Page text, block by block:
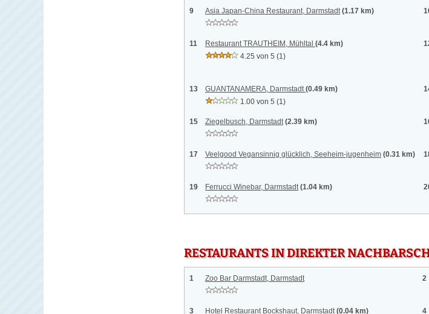
9 Asia Japan-China Restaurant, Darmstadt (1.17 km)
11 Restaurant TRAUTHEIM, Mühltal (4.4 km)
4.25 von 5 (1)
13 GUANTANAMERA, Darmstadt(0.49 km)
1.00 von 5 (1)
15 Ziegelbusch, Darmstadt (2.39 km)
17 Veelgood Vegansinnig glücklich, Seeheim-jugenheim (0.31 km)
19 Ferrucci Winebar, Darmstadt (1.04 km)
RESTAURANTS IN DIREKTER
1 Zoo Bar Darmstadt, Darmstadt 2
3 Hotel Restaurant Bockshaut, Darmstadt (0.04 km) 4